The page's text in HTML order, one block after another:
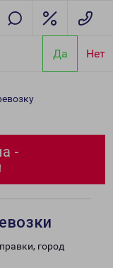
Да Нет
-
город